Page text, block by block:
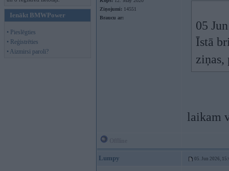
Ienākt BMWPower
• Pieslēgties
• Reģistrēties
• Aizmirsi paroli?
Ziņojumi: 14551
Braucu ar:
05
Īstā
ziņas,
laikam
Lumpy 05. Jun 2026,